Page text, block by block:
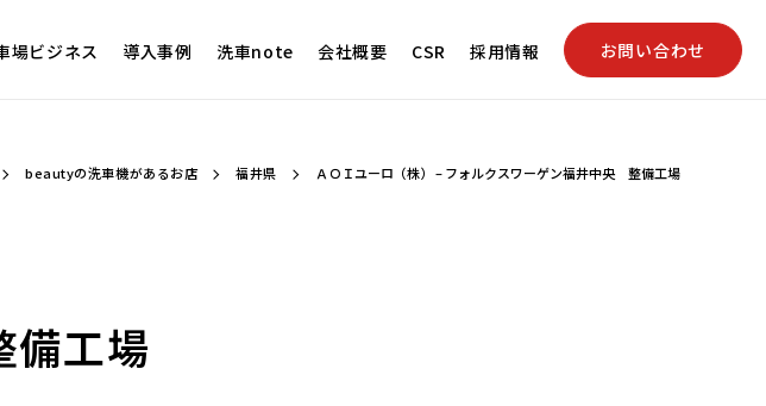
場ビジネス 導入事例 洗車note 会社概要 CSR 採用情報 お問い合わせ
beautyの洗車機があるお店 福井県 ＡＯＩユーロ（株） – フォルクスワーゲン福井中央 整備工場
工場